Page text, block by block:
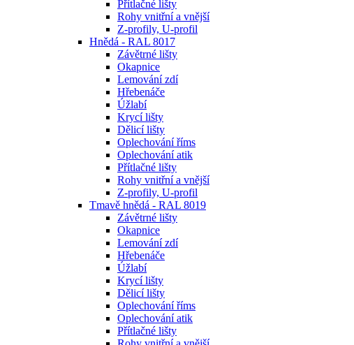
Přítlačné lišty
Rohy vnitřní a vnější
Z-profily, U-profil
Hnědá - RAL 8017
Závětrné lišty
Okapnice
Lemování zdí
Hřebenáče
Úžlabí
Krycí lišty
Dělicí lišty
Oplechování říms
Oplechování atik
Přítlačné lišty
Rohy vnitřní a vnější
Z-profily, U-profil
Tmavě hnědá - RAL 8019
Závětrné lišty
Okapnice
Lemování zdí
Hřebenáče
Úžlabí
Krycí lišty
Dělicí lišty
Oplechování říms
Oplechování atik
Přítlačné lišty